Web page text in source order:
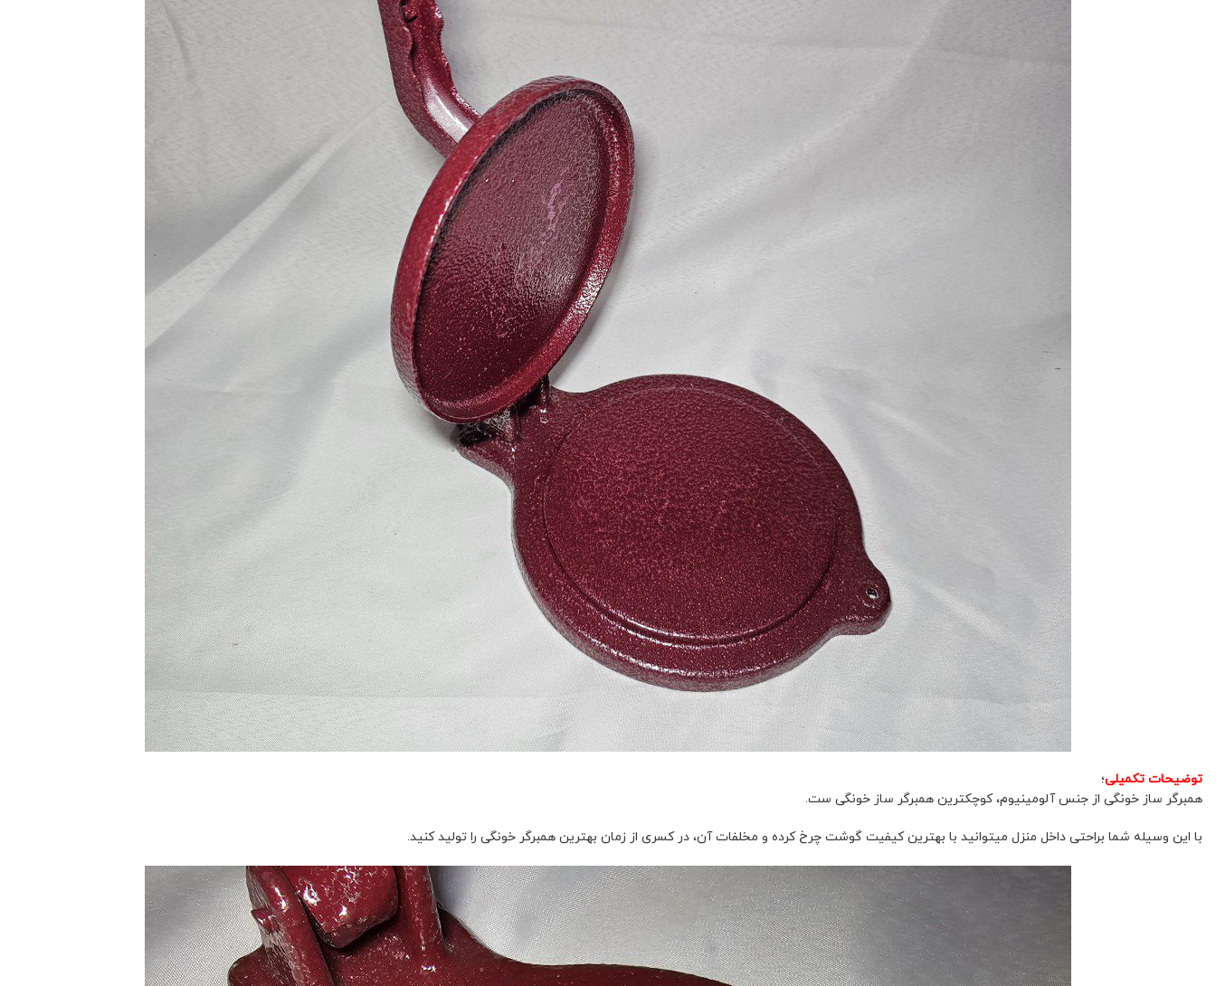
توضیحات تکمیلی؛
همبرگر ساز خونگی از جنس آلومینیوم، کوچکترین همبرگر ساز خونگی ست.
با این وسیله شما براحتی داخل منزل میتوانید با بهترین کیفیت گوشت چرخ کرده و مخلفات آن، در کسری از زمان بهترین همبرگر خونگی را تولید کنید.